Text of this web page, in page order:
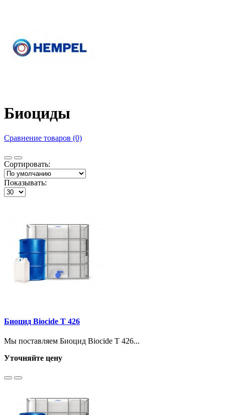
Биоциды
Сравнение товаров (0)
Сортировать:
Показывать:
Биоцид Biocide T 426
Мы поставляем Биоцид Biocide T 426...
Уточняйте цену